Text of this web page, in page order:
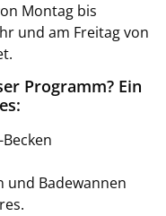
Montag bis
und am Freitag von
Programm? Ein
und Badewannen